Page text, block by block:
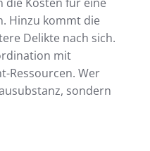
Hinzu kommt die
Delikte nach sich.
mit
Ressourcen. Wer
sondern